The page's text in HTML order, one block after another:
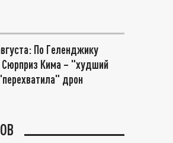
По Геленджику
Кима – "худший
дрон